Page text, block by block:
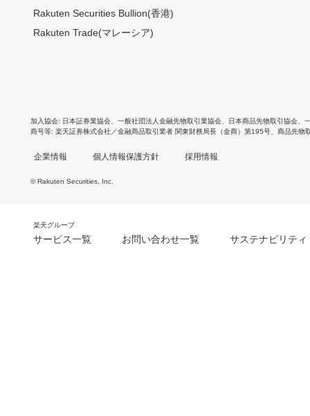
Rakuten Securities Bullion(香港)
Rakuten Trade(マレーシア)
加入協会 日本証券業協会 一般社団法人金融先物取引業協会 日本商品先物取引協会
商号等 楽天証券株式会社／金融商品取引業者 関東財務局長（金商）第195号、商品先物
企業情報 個人情報保護方針 採用情報
© Rakuten Securities, Inc.
楽天グループ
サービス一覧 お問い合わせ一覧 サステナビリティ